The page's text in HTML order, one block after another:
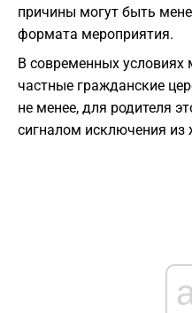
причины могут быть
формата мероприятия.
В современных
частные гражданские
не менее, для родителя
сигналом исключения из